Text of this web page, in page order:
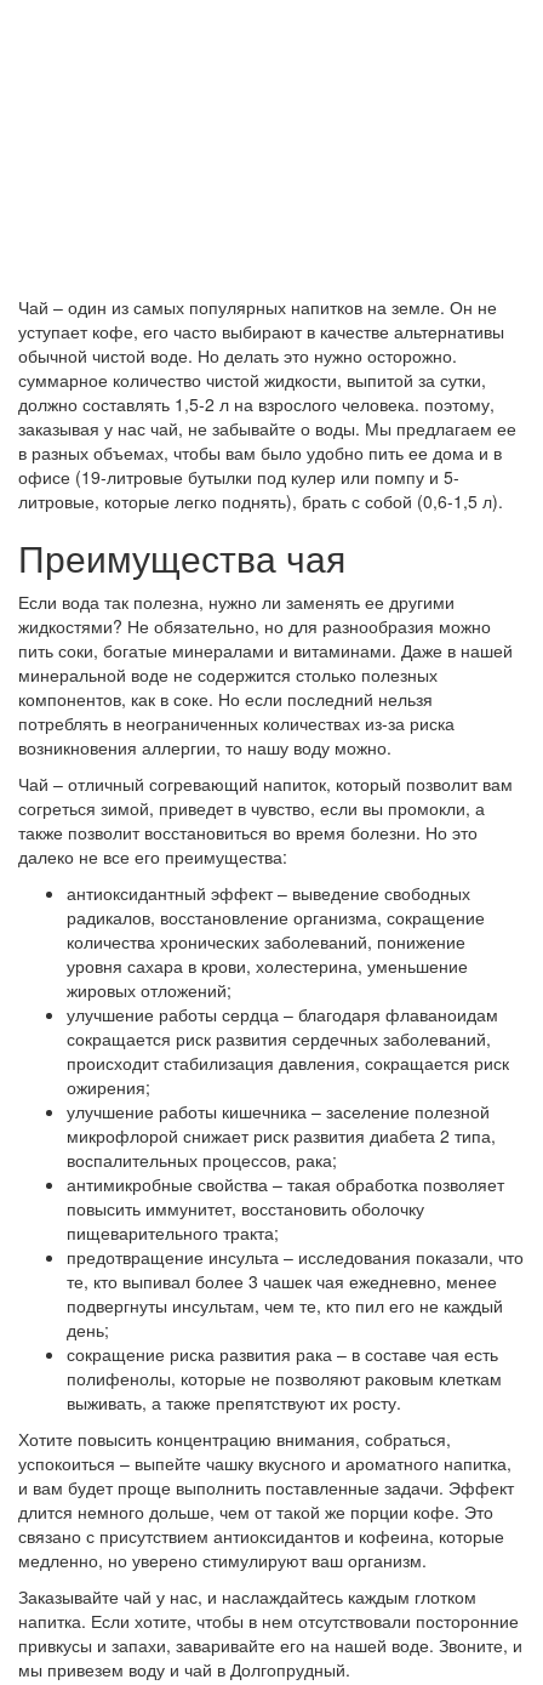
Чай – один из самых популярных напитков на земле. Он не
уступает кофе, его часто выбирают в качестве альтернативы
обычной чистой воде. Но делать это нужно осторожно.
суммарное количество чистой жидкости, выпитой за сутки,
должно составлять 1,5-2 л на взрослого человека. поэтому,
заказывая у нас чай, не забывайте о воды. Мы предлагаем ее
в разных объемах, чтобы вам было удобно пить ее дома и в
офисе (19-литровые бутылки под кулер или помпу и 5-
литровые, которые легко поднять), брать с собой (0,6-1,5 л).
Преимущества чая
Если вода так полезна, нужно ли заменять ее другими
жидкостями? Не обязательно, но для разнообразия можно
пить соки, богатые минералами и витаминами. Даже в нашей
минеральной воде не содержится столько полезных
компонентов, как в соке. Но если последний нельзя
потреблять в неограниченных количествах из-за риска
возникновения аллергии, то нашу воду можно.
Чай – отличный согревающий напиток, который позволит вам
согреться зимой, приведет в чувство, если вы промокли, а
также позволит восстановиться во время болезни. Но это
далеко не все его преимущества:
антиоксидантный эффект – выведение свободных
радикалов, восстановление организма, сокращение
количества хронических заболеваний, понижение
уровня сахара в крови, холестерина, уменьшение
жировых отложений;
улучшение работы сердца – благодаря флаваноидам
сокращается риск развития сердечных заболеваний,
происходит стабилизация давления, сокращается риск
ожирения;
улучшение работы кишечника – заселение полезной
микрофлорой снижает риск развития диабета 2 типа,
воспалительных процессов, рака;
антимикробные свойства – такая обработка позволяет
повысить иммунитет, восстановить оболочку
пищеварительного тракта;
предотвращение инсульта – исследования показали, что
те, кто выпивал более 3 чашек чая ежедневно, менее
подвергнуты инсультам, чем те, кто пил его не каждый
день;
сокращение риска развития рака – в составе чая есть
полифенолы, которые не позволяют раковым клеткам
выживать, а также препятствуют их росту.
Хотите повысить концентрацию внимания, собраться,
успокоиться – выпейте чашку вкусного и ароматного напитка,
и вам будет проще выполнить поставленные задачи. Эффект
длится немного дольше, чем от такой же порции кофе. Это
связано с присутствием антиоксидантов и кофеина, которые
медленно, но уверено стимулируют ваш организм.
Заказывайте чай у нас, и наслаждайтесь каждым глотком
напитка. Если хотите, чтобы в нем отсутствовали посторонние
привкусы и запахи, заваривайте его на нашей воде. Звоните, и
мы привезем воду и чай в Долгопрудный.